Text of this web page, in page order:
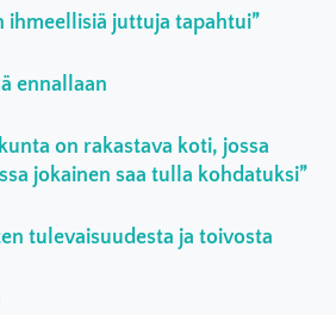
ihmeellisiä juttuja tapahtui”
ennallaan
on rakastava koti, jossa
jokainen saa tulla kohdatuksi”
tulevaisuudesta ja toivosta